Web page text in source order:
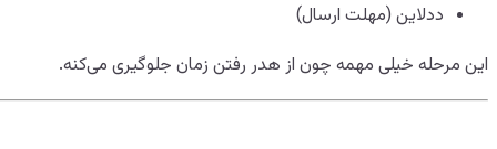
ددلاین (مهلت ارسال)
این مرحله خیلی مهمه چون از هدر رفتن زمان جلوگیری می‌کنه.